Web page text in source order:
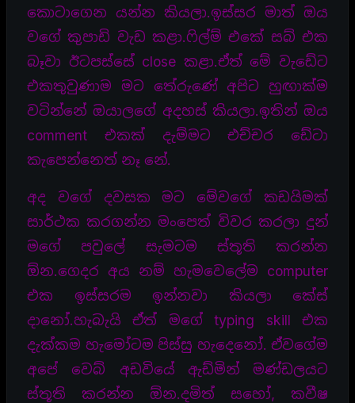
කොටාගෙන යන්න කියලා.ඉස්සර මාත් ඔය
වගේ කුපාඩි වැඩ කළා.ෆිල්ම් එකේ සබ් එක
බෑවා ඊටපස්සේ close කළා.ඒත් මේ වැඩේට
එකතුවුණාම මට තේරුණේ අපිට හුඟාක්ම
වටින්නේ ඔයාලගේ අදහස් කියලා.ඉතින් ඔය
comment එකක් දැම්මට එච්චර ඩේටා
කැපෙන්නෙත් නෑ නේ.
අද වගේ දවසක මට මේවගේ කඩයිමක්
සාර්ථක කරගන්න මංපෙත් විවර කරලා දුන්
මගේ පවුලේ සැමටම ස්තූති කරන්න
ඕන.ගෙදර අය නම් හැමවෙලේම computer
එක ඉස්සරම ඉන්නවා කියලා කේස්
දානෝ.හැබැයි ඒත් මගේ typing skill එක
දැක්කම හැමෝටම පිස්සු හැදෙනෝ. ඒවගේම
අපේ වෙබ් අඩවියේ ඇඩ්මින් මණ්ඩලයට
ස්තූති කරන්න ඕන.දමිත් සහෝ, කවීෂ